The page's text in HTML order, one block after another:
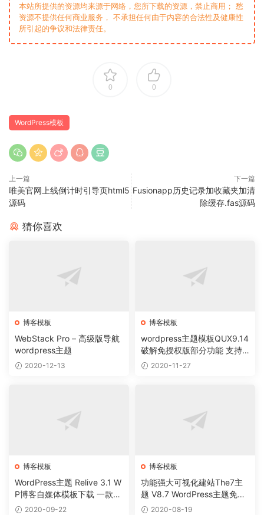
本站所提供的资源均来源于网络，您所下载的资源，禁止商用； 愁
资源不提供任何商业服务， 不承担任何由于内容的合法性及健康性
所引起的争议和法律责任。
0 0
WordPress模板
上一篇
唯美官网上线倒计时引导页html5
源码
下一篇
Fusionapp历史记录加收藏夹加清
除缓存.fas源码
猜你喜欢
博客模板
WebStack Pro – 高级版导航
wordpress主题
2020-12-13
博客模板
wordpress主题模板QUX9.14
破解免授权版部分功能 支持Q
Q微博登陆 支持HTTPS
2020-11-27
博客模板
WordPress主题 Relive 3.1 W
P博客自媒体模板下载 一款真
正的模块化主题
2020-09-22
博客模板
功能强大可视化建站The7主
题 V8.7 WordPress主题免费
下载自带DEMO 模板可直接
2020-08-19